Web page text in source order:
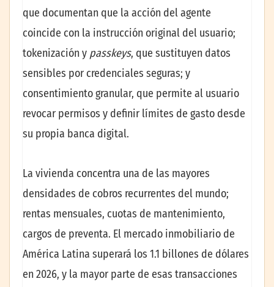
que documentan que la acción del agente
coincide con la instrucción original del usuario;
tokenización y passkeys, que sustituyen datos
sensibles por credenciales seguras; y
consentimiento granular, que permite al usuario
revocar permisos y definir límites de gasto desde
su propia banca digital.
La vivienda concentra una de las mayores
densidades de cobros recurrentes del mundo;
rentas mensuales, cuotas de mantenimiento,
cargos de preventa. El mercado inmobiliario de
América Latina superará los 1.1 billones de dólares
en 2026, y la mayor parte de esas transacciones